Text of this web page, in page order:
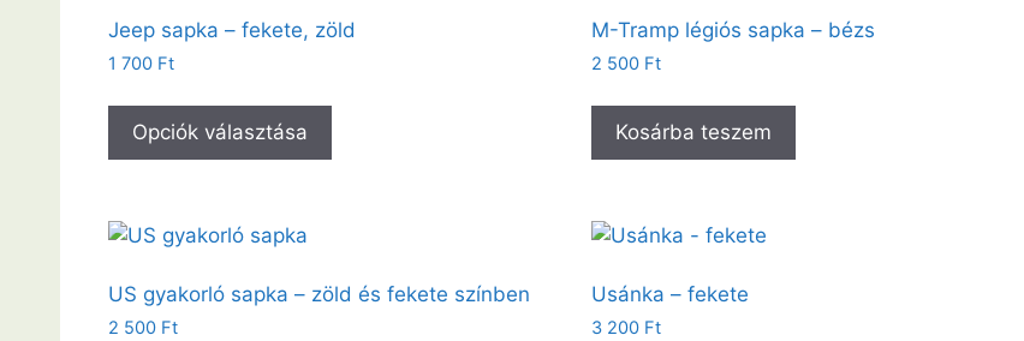
Jeep sapka – fekete, zöld
1 700 Ft
Opciók választása
M-Tramp légiós sapka – bézs
2 500 Ft
Kosárba teszem
US gyakorló sapka – zöld és fekete színben
2 500 Ft
Usánka – fekete
3 200 Ft